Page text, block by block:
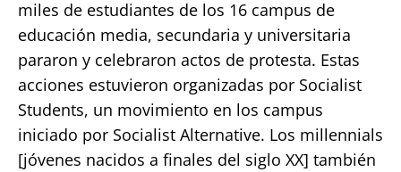
miles de estudiantes de los 16 campus de
educación media, secundaria y universitaria
pararon y celebraron actos de protesta. Estas
acciones estuvieron organizadas por Socialist
Students, un movimiento en los campus
iniciado por Socialist Alternative. Los millennials
[jóvenes nacidos a finales del siglo XX] también